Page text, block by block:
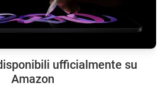
ufficialmente su
Amazon